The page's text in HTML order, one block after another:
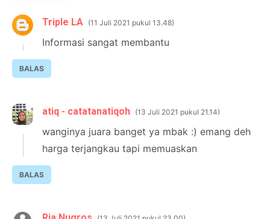
Triple LA 11 Juli 2021 pukul 13.48
Informasi sangat membantu
BALAS
atiq - catatanatiqoh 13 Juli 2021 pukul 21.14
wanginya juara banget ya mbak :) emang deh
harga terjangkau tapi memuaskan
BALAS